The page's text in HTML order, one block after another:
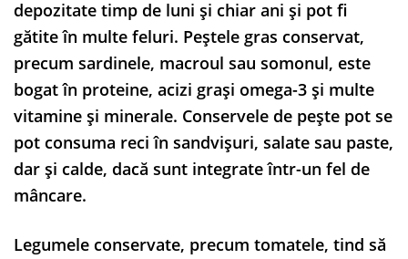
depozitate timp de luni și chiar ani și pot fi
gătite în multe feluri. Peștele gras conservat,
precum sardinele, macroul sau somonul, este
bogat în proteine, acizi grași omega-3 și multe
vitamine și minerale. Conservele de pește pot se
pot consuma reci în sandvișuri, salate sau paste,
dar și calde, dacă sunt integrate într-un fel de
mâncare.
Legumele conservate, precum tomatele, tind să